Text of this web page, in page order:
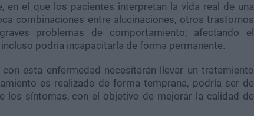
en el que los pacientes interpretan la vida real de una
combinaciones entre alucinaciones, otros trastornos
problemas de comportamiento; afectando el
podría incapacitarla de forma permanente.
esta enfermedad necesitarán llevar un tratamiento
es realizado de forma temprana, podría ser de
los síntomas, con el objetivo de mejorar la calidad de